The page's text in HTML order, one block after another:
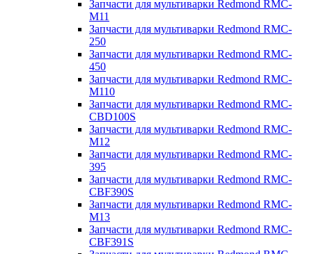
Запчасти для мультиварки Redmond RMC-
M11
Запчасти для мультиварки Redmond RMC-
250
Запчасти для мультиварки Redmond RMC-
450
Запчасти для мультиварки Redmond RMC-
M110
Запчасти для мультиварки Redmond RMC-
CBD100S
Запчасти для мультиварки Redmond RMC-
M12
Запчасти для мультиварки Redmond RMC-
395
Запчасти для мультиварки Redmond RMC-
CBF390S
Запчасти для мультиварки Redmond RMC-
M13
Запчасти для мультиварки Redmond RMC-
CBF391S